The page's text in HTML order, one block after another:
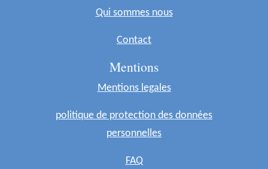
Qui sommes nous
Contact
Mentions
Mentions legales
politique de protection des données
personnelles
FAQ